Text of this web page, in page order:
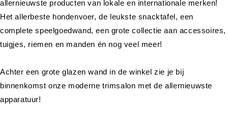
allernieuwste producten van lokale en internationale merken!
Het allerbeste hondenvoer, de leukste snacktafel, een
complete speelgoedwand, een grote collectie aan accessoires,
tuigjes, riemen en manden én nog veel meer!
Achter een grote glazen wand in de winkel zie je bij
binnenkomst onze moderne trimsalon met de allernieuwste
apparatuur!